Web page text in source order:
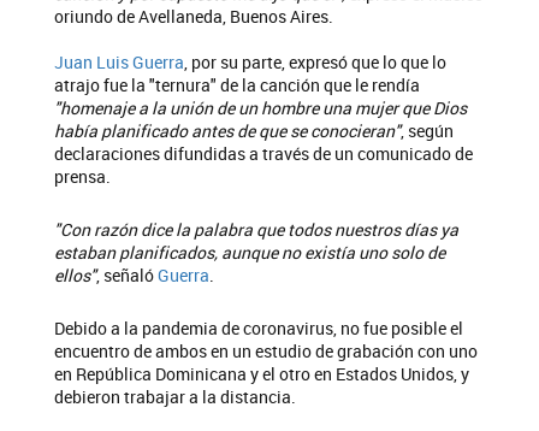
oriundo de Avellaneda, Buenos Aires.
Juan Luis Guerra, por su parte, expresó que lo que lo
atrajo fue la "ternura" de la canción que le rendía
"homenaje a la unión de un hombre una mujer que Dios
había planificado antes de que se conocieran", según
declaraciones difundidas a través de un comunicado de
prensa.
"Con razón dice la palabra que todos nuestros días ya
estaban planificados, aunque no existía uno solo de
ellos", señalóGuerra.
Debido a la pandemia de coronavirus, no fue posible el
encuentro de ambos en un estudio de grabación con uno
en República Dominicana y el otro en Estados Unidos, y
debieron trabajar a la distancia.